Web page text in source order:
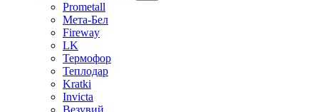
Prometall
Мета-Бел
Fireway
LK
Термофор
Теплодар
Kratki
Invicta
Везувий